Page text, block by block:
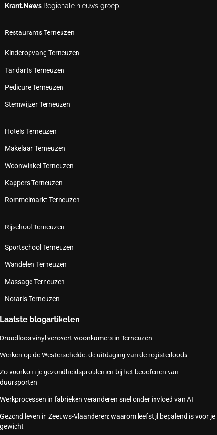
Krant.News Regionale nieuws groep.
Restaurants Terneuzen
Kinderopvang Terneuzen
Tandarts Terneuzen
Pedicure Terneuzen
Stemwijzer Terneuzen
Hotels Terneuzen
Makelaar Terneuzen
Woonwinkel Terneuzen
Kappers Terneuzen
Rommelmarkt Terneuzen
Rijschool Terneuzen
Sportschool Terneuzen
Wandelen Terneuzen
Massage Terneuzen
Notaris Terneuzen
Laatste blogartikelen
Draadloos vinyl verovert woonkamers in Terneuzen
Werken op de Westerschelde: de uitdaging van de registerloods
Zo voorkom je gezondheidsproblemen bij het beoefenen van
duursporten
Werkprocessen in fabrieken veranderen snel onder invloed van AI
Gezond leven in Zeeuws-Vlaanderen: waarom leefstijl bepalend is voor je
gewicht